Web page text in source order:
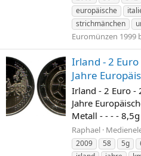
europäische
strichmänchen
Euromünzen 1999
Irland - 2 Euro
Jahre
Irland - 2 Euro -
Jahre
Metall - - - - 8,5g
Raphael
2009
58 5g